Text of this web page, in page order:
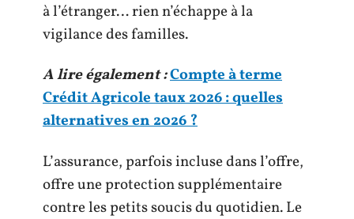
à l’étranger… rien n’échappe à la
vigilance des familles.
A lire également :Compte à terme
Crédit Agricole taux 2026 : quelles
alternatives en 2026 ?
L’assurance, parfois incluse dans l’offre,
offre une protection supplémentaire
contre les petits soucis du quotidien. Le